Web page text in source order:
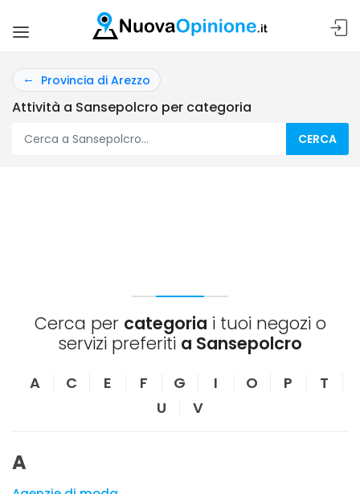
Provincia di Arezzo
Attività a Sansepolcro per categoria
CERCA
Cerca per categoria i tuoi negozi o
servizi preferiti a Sansepolcro
A C E F G I O P
T
U
V
A